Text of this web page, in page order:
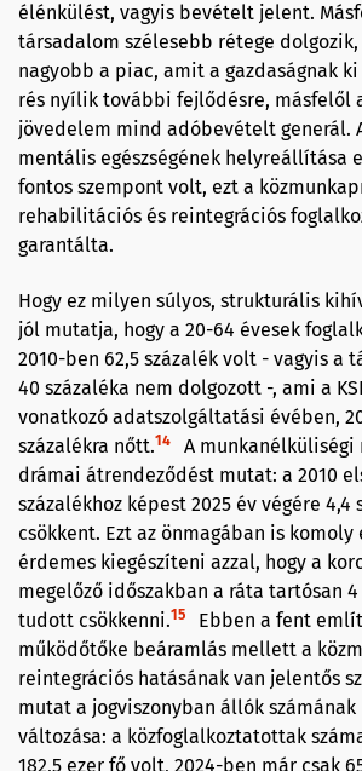
élénkülést, vagyis bevételt jelent.
társadalom szélesebb rétege
nagyobb a piac, amit a gazdaságnak
rés nyílik további fejlődésre, másfelől
jövedelem mind adóbevételt generál.
mentális egészségének helyreállítása
fontos szempont volt, ezt a
rehabilitációs és reintegrációs
garantálta.
Hogy ez milyen súlyos, strukturális
jól mutatja, hogy a 20-64 évesek
2010-ben 62,5 százalék volt - vagyis a
40 százaléka nem dolgozott -, ami a
vonatkozó adatszolgáltatási évében,
százalékra nőtt.14
A munkanélküliségi
drámai átrendeződést mutat: a 2010
százalékhoz képest 2025 év végére 4,4
csökkent. Ezt az önmagában is
érdemes kiegészíteni azzal, hogy a
megelőző időszakban a ráta tartósan
tudott csökkenni.15
Ebben a fent
működőtőke beáramlás mellett a
reintegrációs hatásának van jelentős
mutat a jogviszonyban állók számának
változása: a közfoglalkoztatottak
182,5 ezer fő volt, 2024-ben már csak